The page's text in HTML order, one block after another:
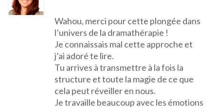
Wahou, merci pour cette plongée dans
l’univers de la dramathérapie !
Je connaissais mal cette approche et
j’ai adoré te lire.
Tu arrives à transmettre à la fois la
structure et toute la magie de ce que
cela peut réveiller en nous.
Je travaille beaucoup avec les émotions